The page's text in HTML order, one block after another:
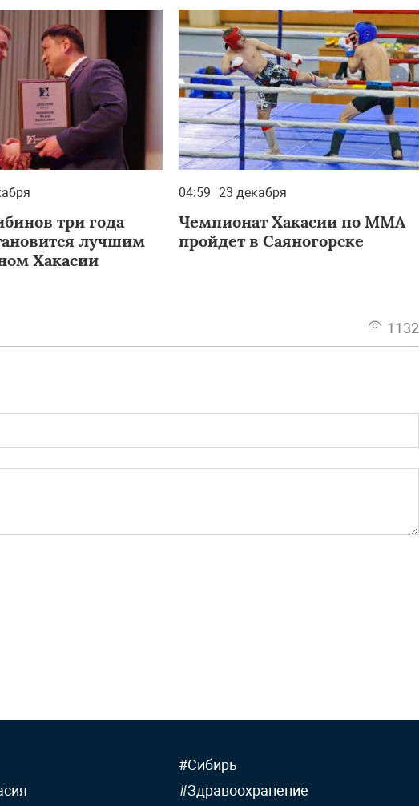
три года
лучшим
Хакасии
04:59 23 декабря
Чемпионат Хакасии по ММА
пройдет в Саяногорске
1132
#Сибирь
#Здравоохранение